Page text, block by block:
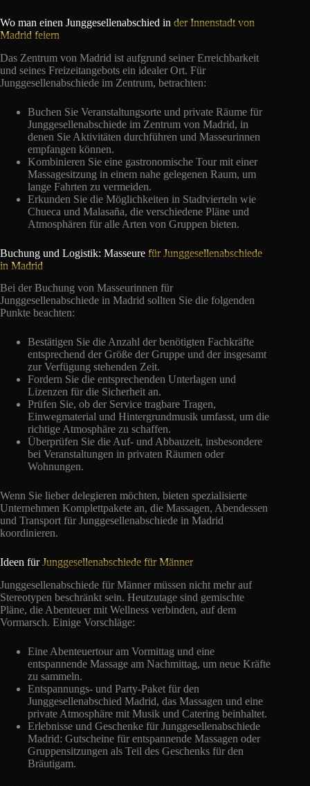
Wo man einen Junggesellenabschied in der Innenstadt von
Madrid feiern
Das Zentrum von Madrid ist aufgrund seiner Erreichbarkeit
und seines Freizeitangebots ein idealer Ort. Für
Junggesellenabschiede im Zentrum, betrachten:
Buchen Sie Veranstaltungsorte und private Räume für
Junggesellenabschiede im Zentrum von Madrid, in
denen Sie Aktivitäten durchführen und Masseurinnen
empfangen können.
Kombinieren Sie eine gastronomische Tour mit einer
Massagesitzung in einem nahe gelegenen Raum, um
lange Fahrten zu vermeiden.
Erkunden Sie die Möglichkeiten in Stadtvierteln wie
Chueca und Malasaña, die verschiedene Pläne und
Atmosphären für alle Arten von Gruppen bieten.
Buchung und Logistik: Masseure für Junggesellenabschiede
in Madrid
Bei der Buchung von Masseurinnen für
Junggesellenabschiede in Madrid sollten Sie die folgenden
Punkte beachten:
Bestätigen Sie die Anzahl der benötigten Fachkräfte
entsprechend der Größe der Gruppe und der insgesamt
zur Verfügung stehenden Zeit.
Fordern Sie die entsprechenden Unterlagen und
Lizenzen für die Sicherheit an.
Prüfen Sie, ob der Service tragbare Tragen,
Einwegmaterial und Hintergrundmusik umfasst, um die
richtige Atmosphäre zu schaffen.
Überprüfen Sie die Auf- und Abbauzeit, insbesondere
bei Veranstaltungen in privaten Räumen oder
Wohnungen.
Wenn Sie lieber delegieren möchten, bieten spezialisierte
Unternehmen Komplettpakete an, die Massagen, Abendessen
und Transport für Junggesellenabschiede in Madrid
koordinieren.
Ideen fürJunggesellenabschiede für Männer
Junggesellenabschiede für Männer müssen nicht mehr auf
Stereotypen beschränkt sein. Heutzutage sind gemischte
Pläne, die Abenteuer mit Wellness verbinden, auf dem
Vormarsch. Einige Vorschläge:
Eine Abenteuertour am Vormittag und eine
entspannende Massage am Nachmittag, um neue Kräfte
zu sammeln.
Entspannungs- und Party-Paket für den
Junggesellenabschied Madrid, das Massagen und eine
private Atmosphäre mit Musik und Catering beinhaltet.
Erlebnisse und Geschenke für Junggesellenabschiede
Madrid: Gutscheine für entspannende Massagen oder
Gruppensitzungen als Teil des Geschenks für den
Bräutigam.